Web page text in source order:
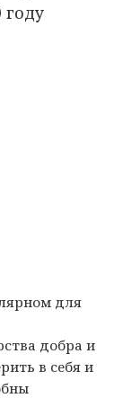
году
для
добра и
в себя и